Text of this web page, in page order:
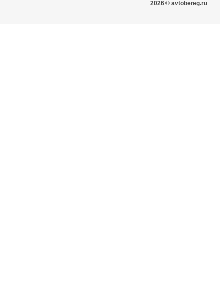
2026 © avtobereg.ru